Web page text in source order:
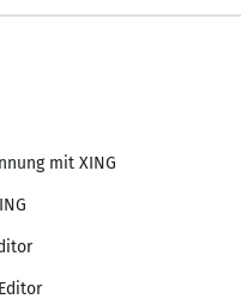
mit XING